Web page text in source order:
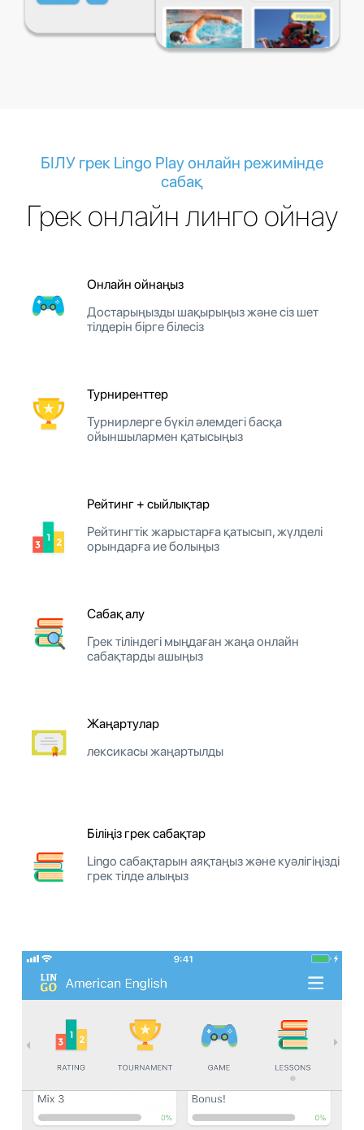
БІЛУ грек Lingo Play онлайн режимінде
сабақ
Грек онлайн линго ойнау
Онлайн ойнаңыз
Достарыңызды шақырыңыз және сіз шет
тілдерін бірге білесіз
Турниренттер
Турнирлерге бүкіл әлемдегі басқа
ойыншылармен қатысыңыз
Рейтинг + сыйлықтар
Рейтингтік жарыстарға қатысып, жүлделі
орындарға ие болыңыз
Сабақ алу
Грек тіліндегі мыңдаған жаңа онлайн
сабақтарды ашыңыз
Жаңартулар
лексикасы жаңартылды
Біліңіз грек сабақтар
Lingo сабақтарын аяқтаңыз және куәлігіңізді
грек тілде алыңыз